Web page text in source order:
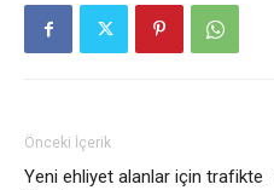
Önceki İçerik
Yeni ehliyet alanlar için trafikte